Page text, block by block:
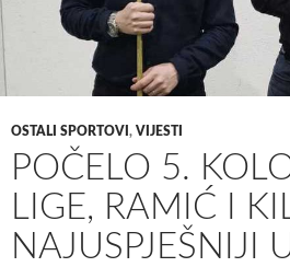
OSTALI SPORTOVI , VIJESTI
POČELO 5.
LIGE, RAMIĆ I
NAJUSPJEŠNIJI